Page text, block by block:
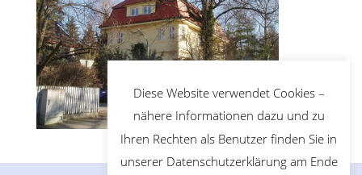
Diese Website verwendet Cookies –
nähere Informationen dazu und zu
Ihren Rechten als Benutzer finden Sie in
unserer Datenschutzerklärung am Ende